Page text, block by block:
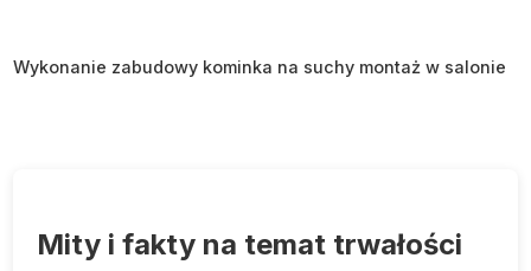
Mity i fakty na temat trwałości
Wykonanie zabudowy kominka na suchy montaż w salonie